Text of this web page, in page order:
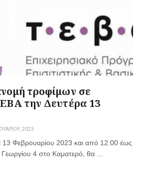
τροφίμων σε
την Δευτέρα 13
2023
13 Φεβρουαρίου 2023 και από 12:00 έως
4 στο Καματερό, θα ...